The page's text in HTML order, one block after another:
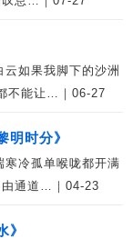
如果我脚下的沙洲
不能让…｜06-27
明时分》
寒冷孤单喉咙都开满
由通道…｜04-23
》